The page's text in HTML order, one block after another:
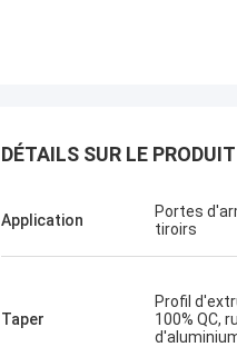
DÉTAILS SUR LE PRODUIT
Application
Portes
tiroirs
Taper
Profil
100% QC,